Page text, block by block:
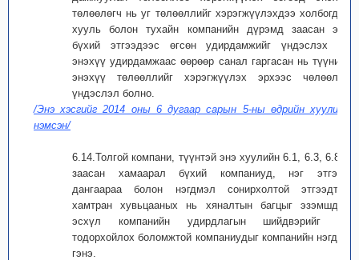
төлөөлөгч нь уг төлөөллийг хэрэгжүүлэхдээ холбогдох
хууль болон тухайн компанийн дүрэмд заасан эрх
бүхий этгээдээс өгсөн удирдамжийг үндэслэх ба
энэхүү удирдамжаас өөрөөр санал гаргасан нь түүнийг
энэхүү төлөөллийг хэрэгжүүлэх эрхээс чөлөөлөх
үндэслэл болно.
/Энэ хэсгийг 2014 оны 6 дугаар сарын 5-ны өдрийн хуулиар
нэмсэн/
6.14.Толгой компани, түүнтэй энэ хуулийн 6.1, 6.3, 6.8-д
заасан хамаарал бүхий компаниуд, нэг этгээд
дангаараа болон нэгдмэл сонирхолтой этгээдтэй
хамтран хувьцааных нь хяналтын багцыг эзэмшдэг,
эсхүл компанийн удирдлагын шийдвэрийг нь
тодорхойлох боломжтой компаниудыг компанийн нэгдэл
гэнэ.